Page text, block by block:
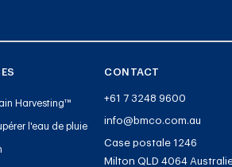
Harvesting™
l'eau de pluie
CONTACT
+61 7 3248 9600
info@bmco.com.au
Case postale 1246
Milton QLD 4064